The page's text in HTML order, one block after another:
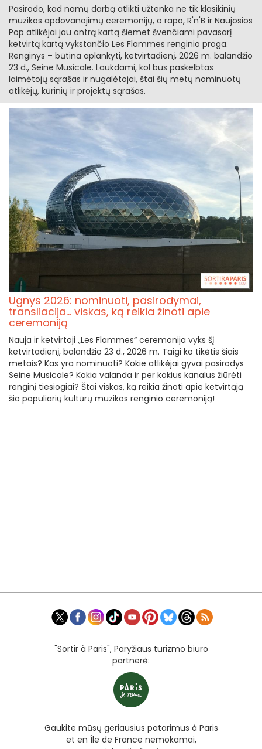
Pasirodo, kad namų darbą atlikti užtenka ne tik klasikinių
muzikos apdovanojimų ceremonijų, o rapo, R'n'B ir Naujosios
Pop atlikėjai jau antrą kartą šiemet švenčiami pavasarį
ketvirtą kartą vykstančio Les Flammes renginio proga.
Renginys – būtina aplankyti, ketvirtadienį, 2026 m. balandžio
23 d., Seine Musicale. Laukdami, kol bus paskelbtas
laimėtojų sąrašas ir nugalėtojai, štai šių metų nominuotų
atlikėjų, kūrinių ir projektų sąrašas.
Ugnys 2026: nominuoti, pasirodymai,
transliacija... viskas, ką reikia žinoti apie
ceremoniją
Nauja ir ketvirtoji „Les Flammes“ ceremonija vyks šį
ketvirtadienį, balandžio 23 d., 2026 m. Taigi ko tikėtis šiais
metais? Kas yra nominuoti? Kokie atlikėjai gyvai pasirodys
Seine Musicale? Kokia valanda ir per kokius kanalus žiūrėti
renginį tiesiogiai? Štai viskas, ką reikia žinoti apie ketvirtąją
šio populiarių kultūrų muzikos renginio ceremoniją!
"Sortir à Paris", Paryžiaus turizmo biuro
partnerė:
Gaukite mūsų geriausius patarimus à Paris
et en Île de France nemokamai,